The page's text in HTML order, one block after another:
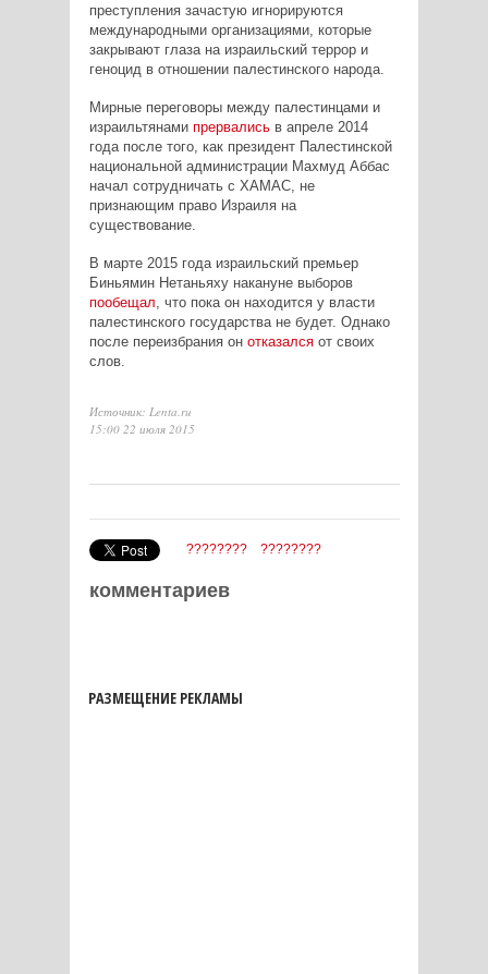
преступления зачастую игнорируются
международными организациями, которые
закрывают глаза на израильский террор и
геноцид в отношении палестинского народа.
Мирные переговоры между палестинцами и
израильтянами прервалисьв апреле 2014
года после того, как президент Палестинской
национальной администрации Махмуд Аббас
начал сотрудничать с ХАМАС, не
признающим право Израиля на
существование.
В марте 2015 года израильский премьер
Биньямин Нетаньяху накануне выборов
пообещал , что пока он находится у власти
палестинского государства не будет. Однако
после переизбрания он отказалсяот своих
слов.
Источник: Lenta.ru
15:00 22 июля 2015
???????? ????????
комментариев
РАЗМЕЩЕНИЕ РЕКЛАМЫ